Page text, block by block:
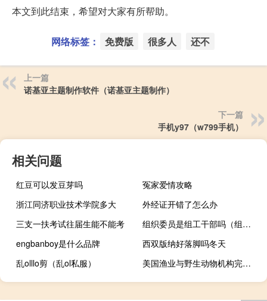
本文到此结束，希望对大家有所帮助。
网络标签： 免费版 很多人 还不
上一篇
诺基亚主题制作软件（诺基亚主题制作）
下一篇
手机y97（w799手机）
相关问题
红豆可以发豆芽吗
冤家爱情攻略
浙江同济职业技术学院多大
外经证开错了怎么办
三支一扶考试往届生能不能考
组织委员是组工干部吗（组织员和组织委员的区别）
engbanboy是什么品牌
西双版纳好落脚吗冬天
乱olllo剪（乱ol私服）
美国渔业与野生动物机构完成对马斯克太空探索公司SpaceX的环境评估工作